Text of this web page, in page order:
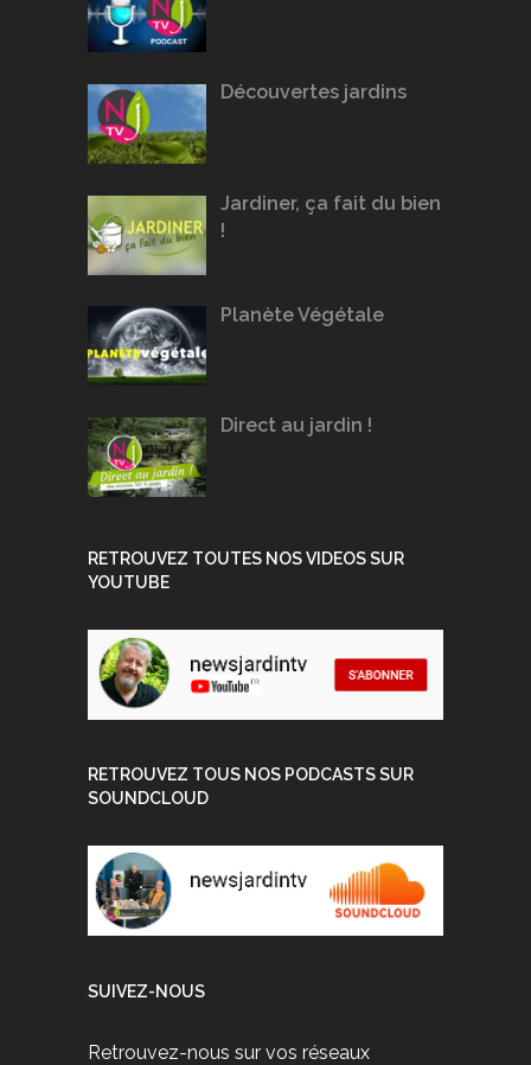
Découvertes jardins
Jardiner, ça fait du bien
!
Planète Végétale
Direct au jardin !
RETROUVEZ TOUTES NOS VIDEOS SUR
YOUTUBE
RETROUVEZ TOUS NOS PODCASTS SUR
SOUNDCLOUD
SUIVEZ-NOUS
Retrouvez-nous sur vos réseaux